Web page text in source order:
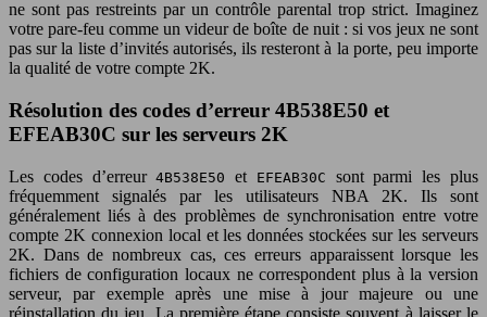
ne sont pas restreints par un contrôle parental trop strict. Imaginez
votre pare-feu comme un videur de boîte de nuit : si vos jeux ne sont
pas sur la liste d’invités autorisés, ils resteront à la porte, peu importe
la qualité de votre compte 2K.
Résolution des codes d’erreur 4B538E50 et
EFEAB30C sur les serveurs 2K
Les codes d’erreur4B538E50 et EFEAB30C
sont parmi les plus
fréquemment signalés par les utilisateurs NBA 2K. Ils sont
généralement liés à des problèmes de synchronisation entre votre
compte 2K connexion local et les données stockées sur les serveurs
2K. Dans de nombreux cas, ces erreurs apparaissent lorsque les
fichiers de configuration locaux ne correspondent plus à la version
serveur, par exemple après une mise à jour majeure ou une
réinstallation du jeu. La première étape consiste souvent à laisser le